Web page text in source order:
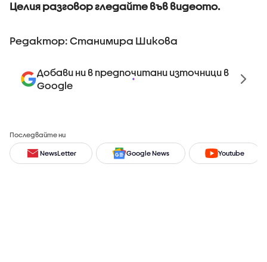
Целия разговор гледайте във видеото.
Редактор: Станимира Шикова
Добави ни в предпочитани източници в
Google
Последвайте ни
NewsLetter Google News Youtube